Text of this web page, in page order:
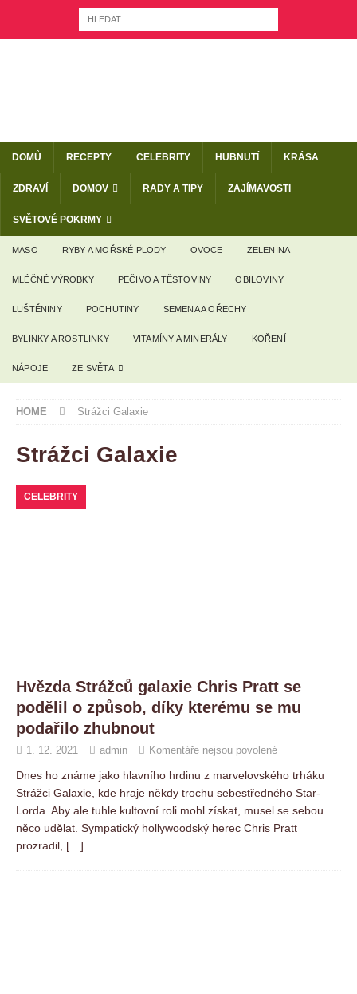
DOMŮ RECEPTY CELEBRITY HUBNUTÍ KRÁSA
ZDRAVÍ DOMOV RADY A TIPY ZAJÍMAVOSTI
SVĚTOVÉ POKRMY
MASO RYBY A MOŘSKÉ PLODY OVOCE ZELENINA
MLÉČNÉ VÝROBKY PEČIVO A TĚSTOVINY OBILOVINY
LUŠTĚNINY POCHUTINY SEMENA A OŘECHY
BYLINKY A ROSTLINKY VITAMÍNY A MINERÁLY KOŘENÍ
NÁPOJE ZE SVĚTA
HOME Strážci Galaxie
Strážci Galaxie
CELEBRITY
Hvězda Strážců galaxie Chris Pratt se
podělil o způsob, díky kterému se mu
podařilo zhubnout
1. 12. 2021 admin Komentáře nejsou povolené
Dnes ho známe jako hlavního hrdinu z marvelovského trháku
Strážci Galaxie, kde hraje někdy trochu sebestředného Star-
Lorda. Aby ale tuhle kultovní roli mohl získat, musel se sebou
něco udělat. Sympatický hollywoodský herec Chris Pratt
prozradil, […]